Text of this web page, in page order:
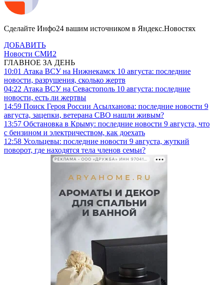
Сделайте Инфо24 вашим источником в Яндекс.Новостях
ДОБАВИТЬ
Новости СМИ2
ГЛАВНОЕ ЗА ДЕНЬ
10:01 Атака ВСУ на Нижнекамск 10 августа: последние
новости, разрушения, сколько жертв
04:22 Атака ВСУ на Севастополь 10 августа: последние
новости, есть ли жертвы
14:59 Поиск Героя России Асылханова: последние новости 9
августа, зацепки, ветерана СВО нашли живым?
13:57 Обстановка в Крыму: последние новости 9 августа, что
с бензином и электричеством, как доехать
12:58 Усольцевы: последние новости 9 августа, жуткий
поворот, где находятся тела членов семьи?
РЕКЛАМА • ООО «ДРУЖБА» ИНН 9704146411